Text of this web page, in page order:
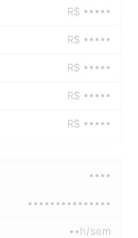
R$ •••••
R$ •••••
R$ •••••
R$ •••••
R$ •••••
••••
•••••••••••••••
••h/sem